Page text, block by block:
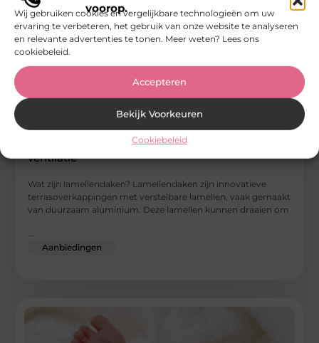
voorop.
Wij gebruiken cookies en vergelijkbare technologieën om uw
ervaring te verbeteren, het gebruik van onze website te analyseren
en relevante advertenties te tonen. Meer weten? Lees ons
cookiebeleid.
Accepteren
Bekijk Voorkeuren
Cookiebeleid
Lamellendaken: de perfecte mix van schaduw en
ventilatie
Wat zijn lamellendaken? Lamellendaken zijn innovatieve
terrasoverkappingen met verstelbare lamellen, vaak gemaakt
van duurzaam aluminium. Deze lamellen kunnen draaien om
Aanbiedingen